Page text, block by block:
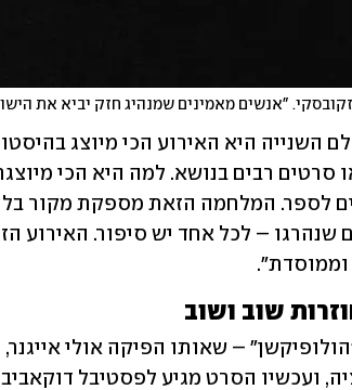
"אנשים מאמינים שמנהיג חזק יביא את
וממוסדת".
שוב ושוב